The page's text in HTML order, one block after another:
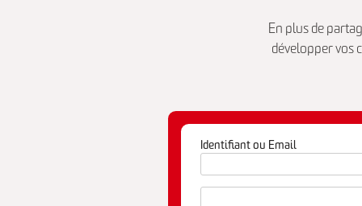
En plus de
développer vos
Identifiant ou Email